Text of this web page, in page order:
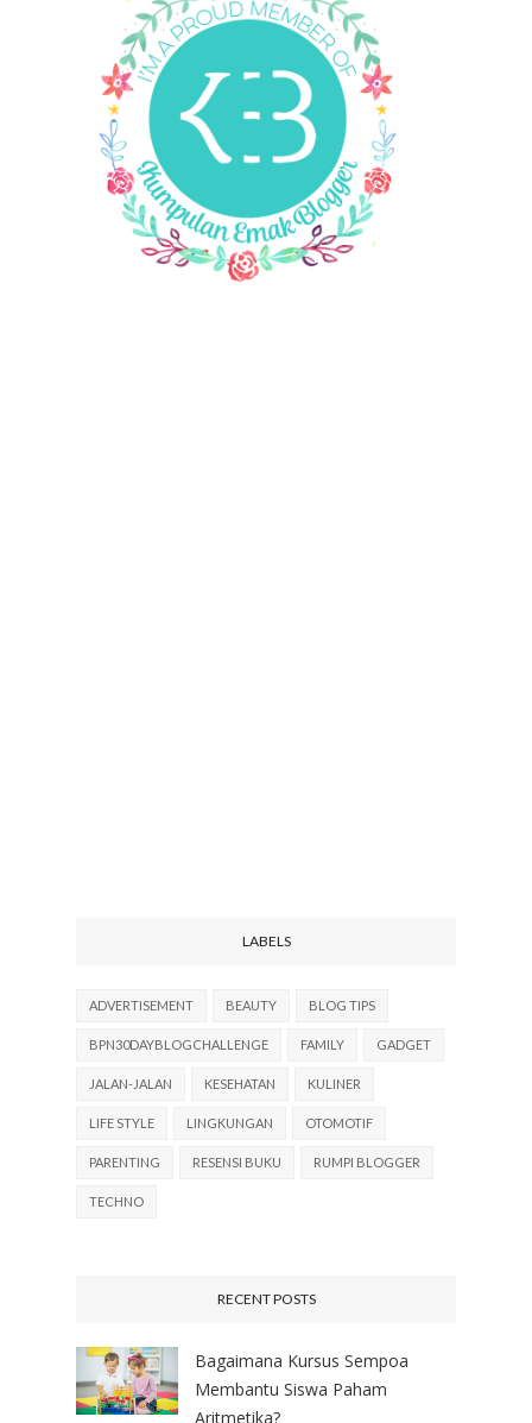
LABELS
ADVERTISEMENT BEAUTY BLOG TIPS
BPN30DAYBLOGCHALLENGE FAMILY GADGET
JALAN-JALAN KESEHATAN KULINER
LIFE STYLE LINGKUNGAN OTOMOTIF
PARENTING RESENSI BUKU RUMPI BLOGGER
TECHNO
RECENT POSTS
Bagaimana Kursus Sempoa
Membantu Siswa Paham
Aritmetika?